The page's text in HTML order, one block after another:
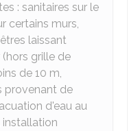
: sanitaires sur le
certains murs,
laissant
grille de
de 10 m,
provenant de
d'eau au
installation